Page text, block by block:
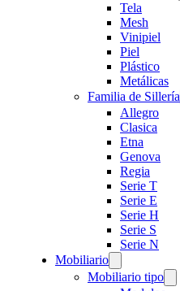
Tela
Mesh
Vinipiel
Piel
Plástico
Metálicas
Familia de Sillería
Allegro
Clasica
Etna
Genova
Regia
Serie T
Serie E
Serie H
Serie S
Serie N
Mobiliario
Mobiliario tipo